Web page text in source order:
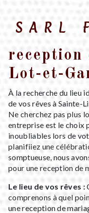
SARL
reception
Lot-et-
À la recherche du lieu
de vos rêves à Sainte-
Ne cherchez pas plus
entreprise est le choix
inoubliables lors de
planifiiez une
somptueuse, nous
pour une reception de
Le lieu de vos rêves :
comprenons à quel
une reception de